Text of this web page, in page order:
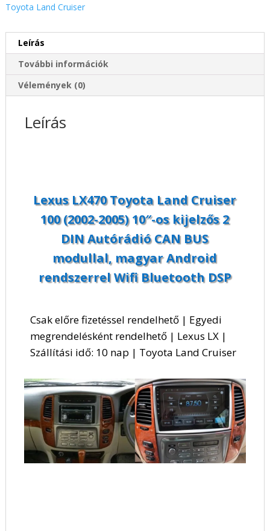
kijelzős
2
DIN
Autórádió
CAN
modullal,
Bluetooth
DSP
mennyiség
Toyota Land Cruiser
Leírás
További információk
Vélemények (0)
Leírás
Lexus LX470 Toyota Land Cruiser
100 (2002-2005) 10″-os kijelzős 2
DIN Autórádió CAN BUS
modullal, magyar Android
rendszerrel Wifi Bluetooth DSP
Csak előre fizetéssel rendelhető | Egyedi
megrendelésként rendelhető | Lexus LX |
Szállítási idő: 10 nap | Toyota Land Cruiser